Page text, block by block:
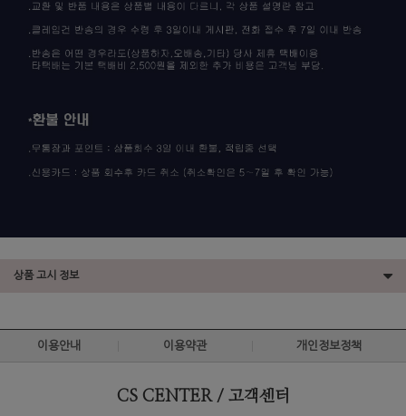
상품 고시 정보
이용안내 이용약관 개인정보정책
CS CENTER / 고객센터